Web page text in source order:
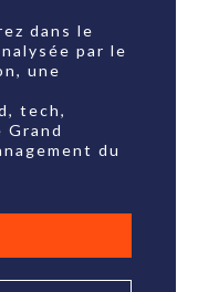
dans le
par le
une
tech,
Grand
du